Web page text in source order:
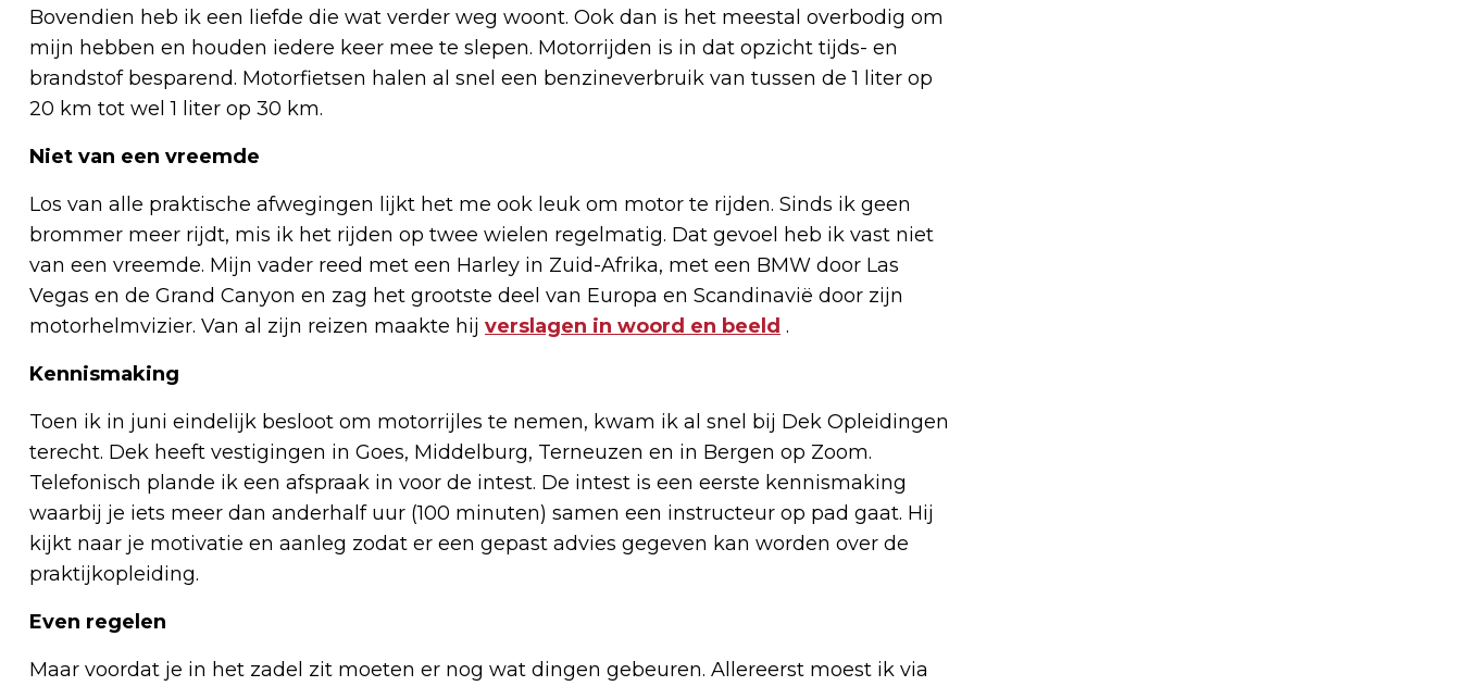
Bovendien heb ik een liefde die wat verder weg woont. Ook dan is het meestal overbodig om
mijn hebben en houden iedere keer mee te slepen. Motorrijden is in dat opzicht tijds- en
brandstof besparend. Motorfietsen halen al snel een benzineverbruik van tussen de 1 liter op
20 km tot wel 1 liter op 30 km.
Niet van een vreemde
Los van alle praktische afwegingen lijkt het me ook leuk om motor te rijden. Sinds ik geen
brommer meer rijdt, mis ik het rijden op twee wielen regelmatig. Dat gevoel heb ik vast niet
van een vreemde. Mijn vader reed met een Harley in Zuid-Afrika, met een BMW door Las
Vegas en de Grand Canyon en zag het grootste deel van Europa en Scandinavië door zijn
motorhelmvizier. Van al zijn reizen maakte hij verslagen in woord en beeld .
Kennismaking
Toen ik in juni eindelijk besloot om motorrijles te nemen, kwam ik al snel bij Dek Opleidingen
terecht. Dek heeft vestigingen in Goes, Middelburg, Terneuzen en in Bergen op Zoom.
Telefonisch plande ik een afspraak in voor de intest. De intest is een eerste kennismaking
waarbij je iets meer dan anderhalf uur (100 minuten) samen een instructeur op pad gaat. Hij
kijkt naar je motivatie en aanleg zodat er een gepast advies gegeven kan worden over de
praktijkopleiding.
Even regelen
Maar voordat je in het zadel zit moeten er nog wat dingen gebeuren. Allereerst moest ik via